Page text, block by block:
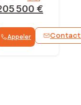
WhatsApp
500 €
Appeler